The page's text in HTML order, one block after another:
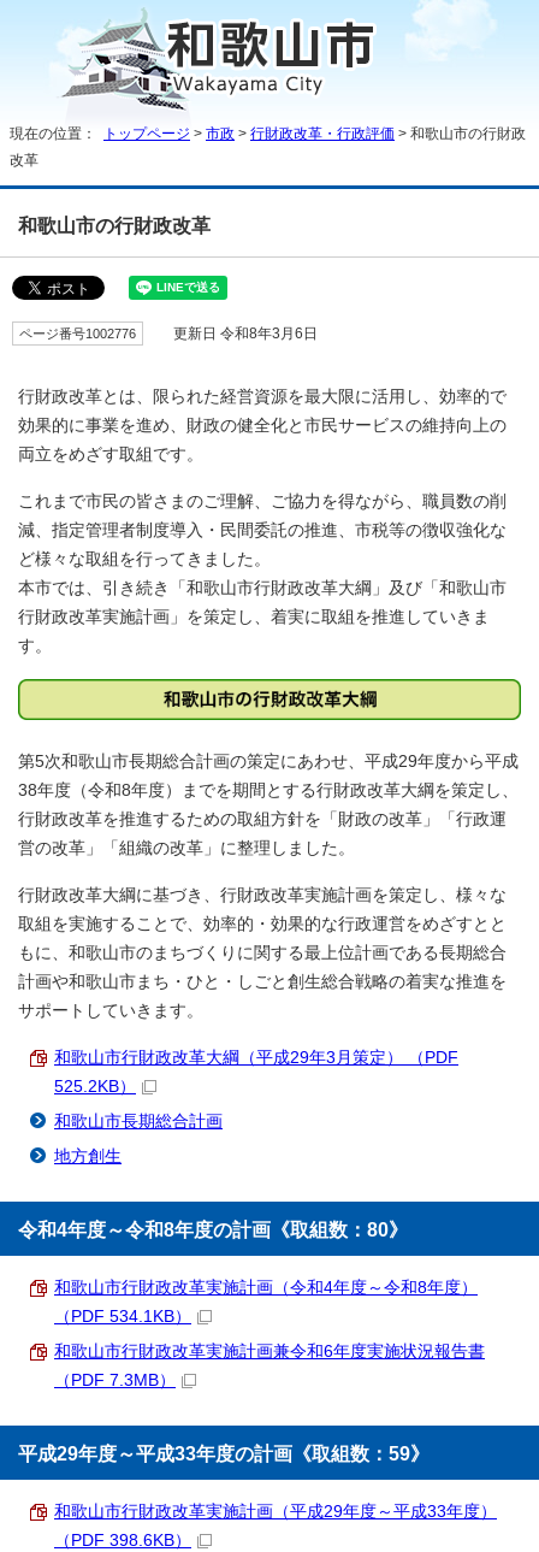
現在の位置： トップページ > 市政 > 行財政改革・行政評価 > 和歌山市の行財政
改革
和歌山市の行財政改革
ページ番号1002776 更新日 令和8年3月6日
行財政改革とは、限られた経営資源を最大限に活用し、効率的で
効果的に事業を進め、財政の健全化と市民サービスの維持向上の
両立をめざす取組です。
これまで市民の皆さまのご理解、ご協力を得ながら、職員数の削
減、指定管理者制度導入・民間委託の推進、市税等の徴収強化な
ど様々な取組を行ってきました。
本市では、引き続き「和歌山市行財政改革大綱」及び「和歌山市
行財政改革実施計画」を策定し、着実に取組を推進していきま
す。
第5次和歌山市長期総合計画の策定にあわせ、平成29年度から平成
38年度（令和8年度）までを期間とする行財政改革大綱を策定し、
行財政改革を推進するための取組方針を「財政の改革」「行政運
営の改革」「組織の改革」に整理しました。
行財政改革大綱に基づき、行財政改革実施計画を策定し、様々な
取組を実施することで、効率的・効果的な行政運営をめざすとと
もに、和歌山市のまちづくりに関する最上位計画である長期総合
計画や和歌山市まち・ひと・しごと創生総合戦略の着実な推進を
サポートしていきます。
和歌山市行財政改革大綱（平成29年3月策定） （PDF
525.2KB）
和歌山市長期総合計画
地方創生
令和4年度～令和8年度の計画《取組数：80》
和歌山市行財政改革実施計画（令和4年度～令和8年度）
（PDF 534.1KB）
和歌山市行財政改革実施計画兼令和6年度実施状況報告書
（PDF 7.3MB）
平成29年度～平成33年度の計画《取組数：59》
和歌山市行財政改革実施計画（平成29年度～平成33年度）
（PDF 398.6KB）